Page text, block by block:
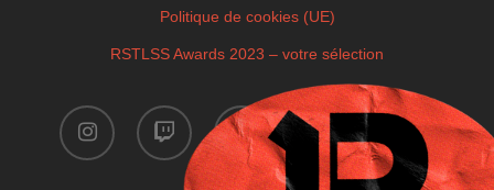
Politique de cookies (UE)
RSTLSS Awards 2023 – votre sélection
instagram twitch facebook youtube
x-
twitter